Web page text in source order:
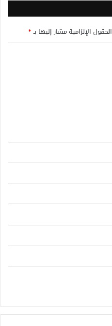
الحقول الإلزامية مشار إليها بـ*